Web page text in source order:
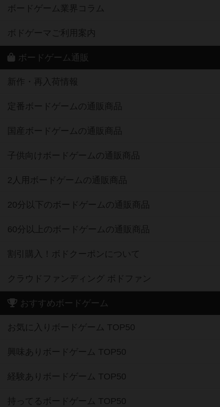
ボードゲーム業界コラム
ボドゲーマご利用案内
ボードゲーム通販
新作・再入荷情報
定番ボードゲームの通販商品
国産ボードゲームの通販商品
子供向けボードゲームの通販商品
2人用ボードゲームの通販商品
20分以下のボードゲームの通販商品
60分以上のボードゲームの通販商品
割引購入！ボドクーポンについて
クラウドファンディング ボドファン
おすすめボードゲーム
お気に入りボードゲーム TOP50
興味ありボードゲーム TOP50
経験ありボードゲーム TOP50
持ってるボードゲーム TOP50